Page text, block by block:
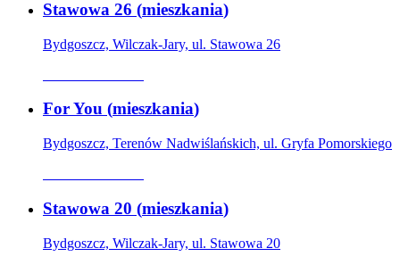
Stawowa 26 (mieszkania)
Bydgoszcz, Wilczak-Jary, ul. Stawowa 26
For You (mieszkania)
Bydgoszcz, Terenów Nadwiślańskich, ul. Gryfa Pomorskiego
Stawowa 20 (mieszkania)
Bydgoszcz, Wilczak-Jary, ul. Stawowa 20